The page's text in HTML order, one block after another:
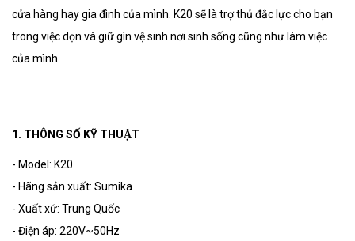
cửa hàng hay gia đình của mình. K20 sẽ là trợ thủ đắc lực cho bạn
trong việc dọn và giữ gìn vệ sinh nơi sinh sống cũng như làm việc
của mình.
1. THÔNG SỐ KỸ THUẬT
- Model: K20
- Hãng sản xuất: Sumika
- Xuất xứ: Trung Quốc
- Điện áp: 220V~50Hz